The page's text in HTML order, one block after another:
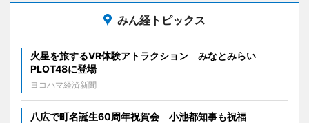
みん経トピックス
火星を旅するVR体験アトラクション みなとみらい
PLOT48に登場
ヨコハマ経済新聞
八広で町名誕生60周年祝賀会 小池都知事も祝福